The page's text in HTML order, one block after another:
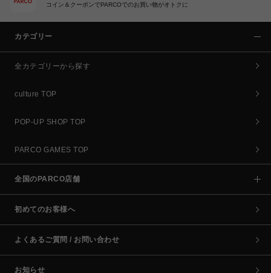
コイン＆クーポンでPARCOでのお買い物がオトクに
カテゴリー
全カテゴリーから探す
culture TOP
POP-UP SHOP TOP
PARCO GAMES TOP
全国のPARCO店舗
初めてのお客様へ
よくあるご質問 / お問い合わせ
お知らせ